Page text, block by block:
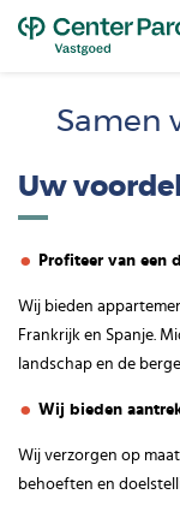
Samen
Uw
Profiteer van een
Wij bieden
Frankrijk en Spanje.
landschap en de
Wij bieden
Wij verzorgen op
behoeften en